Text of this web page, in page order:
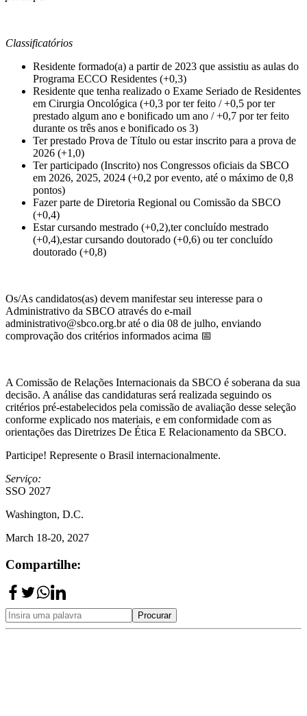
Classificatórios
Residente formado(a) a partir de 2023 que assistiu as aulas do
Programa ECCO Residentes (+0,3)
Residente que tenha realizado o Exame Seriado de Residentes
em Cirurgia Oncológica (+0,3 por ter feito / +0,5 por ter
prestado algum ano e bonificado um ano / +0,7 por ter feito
durante os três anos e bonificado os 3)
Ter prestado Prova de Título ou estar inscrito para a prova de
2026 (+1,0)
Ter participado (Inscrito) nos Congressos oficiais da SBCO
em 2026, 2025, 2024 (+0,2 por evento, até o máximo de 0,8
pontos)
Fazer parte de Diretoria Regional ou Comissão da SBCO
(+0,4)
Estar cursando mestrado (+0,2),ter concluído mestrado
(+0,4),estar cursando doutorado (+0,6) ou ter concluído
doutorado (+0,8)
Os/As candidatos(as) devem manifestar seu interesse para o
Administrativo da SBCO através do e-mail
administrativo@sbco.org.br até o dia 08 de julho, enviando
comprovação dos critérios informados acima 📅
A Comissão de Relações Internacionais da SBCO é soberana da sua
decisão. A análise das candidaturas será realizada seguindo os
critérios pré-estabelecidos pela comissão de avaliação desse seleção
conforme explicado nos materiais, e em conformidade com as
orientações das Diretrizes De Ética E Relacionamento da SBCO.
Participe! Represente o Brasil internacionalmente.
Serviço:
SSO 2027
Washington, D.C.
March 18-20, 2027
Compartilhe:
Procurar